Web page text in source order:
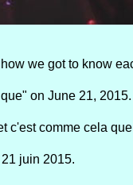
we got to know
on June 21, 2015.
c'est comme cela
juin 2015.